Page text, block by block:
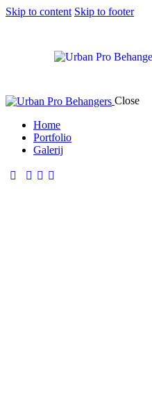
Skip to content Skip to footer
Close
Home
Portfolio
Galerij